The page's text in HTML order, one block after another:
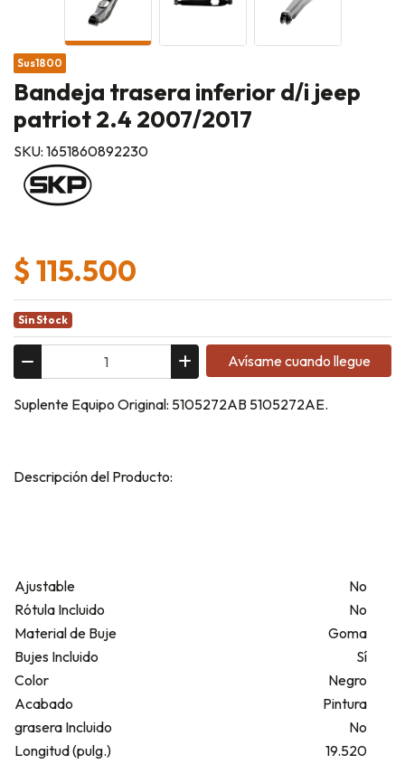
Sus1800
Bandeja trasera inferior d/i jeep
patriot 2.4 2007/2017
SKU: 1651860892230
$ 115.500
Sin Stock
Avísame cuando llegue
Suplente Equipo Original: 5105272AB 5105272AE.
Descripción del Producto:
Ajustable
No
Rótula Incluido
No
Material de Buje
Goma
Bujes Incluido
Sí
Color
Negro
Acabado
Pintura
grasera Incluido
No
Longitud (pulg.)
19.520